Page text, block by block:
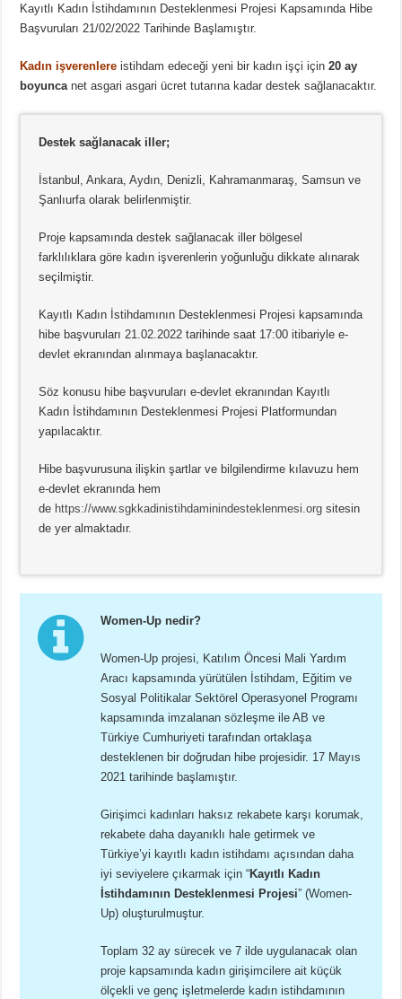
Kayıtlı Kadın İstihdamının Desteklenmesi Projesi Kapsamında Hibe
Başvuruları 21/02/2022 Tarihinde Başlamıştır.
Kadın işverenlere istihdam edeceği yeni bir kadın işçi için20 ay
boyuncanet asgari asgari ücret tutarına kadar destek sağlanacaktır.
Destek sağlanacak iller;
İstanbul, Ankara, Aydın, Denizli, Kahramanmaraş, Samsun ve
Şanlıurfa olarak belirlenmiştir.
Proje kapsamında destek sağlanacak iller bölgesel
farklılıklara göre kadın işverenlerin yoğunluğu dikkate alınarak
seçilmiştir.
Kayıtlı Kadın İstihdamının Desteklenmesi Projesi kapsamında
hibe başvuruları 21.02.2022 tarihinde saat 17:00 itibariyle e-
devlet ekranından alınmaya başlanacaktır.
Söz konusu hibe başvuruları e-devlet ekranından Kayıtlı
Kadın İstihdamının Desteklenmesi Projesi Platformundan
yapılacaktır.
Hibe başvurusuna ilişkin şartlar ve bilgilendirme kılavuzu hem
e-devlet ekranında hem
de https://www.sgkkadinistihdaminindesteklenmesi.org sitesin
de yer almaktadır.
Women-Up nedir?
Women-Up projesi, Katılım Öncesi Mali Yardım
Aracı kapsamında yürütülen İstihdam, Eğitim ve
Sosyal Politikalar Sektörel Operasyonel Programı
kapsamında imzalanan sözleşme ile AB ve
Türkiye Cumhuriyeti tarafından ortaklaşa
desteklenen bir doğrudan hibe projesidir. 17 Mayıs
2021 tarihinde başlamıştır.
Girişimci kadınları haksız rekabete karşı korumak,
rekabete daha dayanıklı hale getirmek ve
Türkiye’yi kayıtlı kadın istihdamı açısından daha
iyi seviyelere çıkarmak için “Kayıtlı Kadın
İstihdamının Desteklenmesi Projesi” (Women-
Up) oluşturulmuştur.
Toplam 32 ay sürecek ve 7 ilde uygulanacak olan
proje kapsamında kadın girişimcilere ait küçük
ölçekli ve genç işletmelerde kadın istihdamının